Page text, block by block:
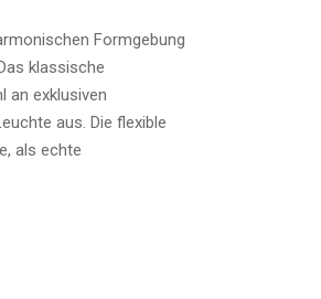
Formgebung
klassische
an exklusiven
aus. Die flexible
als echte